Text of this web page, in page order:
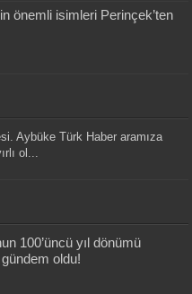
önemli isimleri Perinçek’ten
Aybüke Türk Haber aramıza
ol...
100’üncü yıl dönümü
oldu!